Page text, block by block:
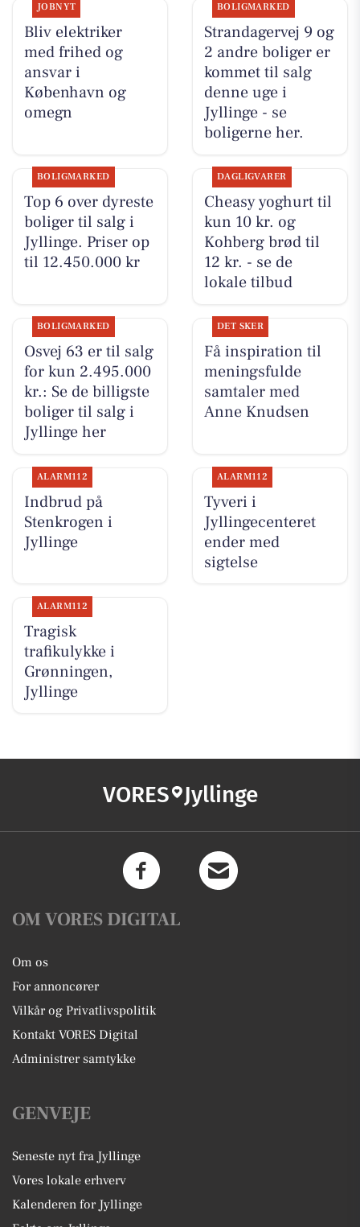
JOBNYT
Bliv elektriker
med frihed og
ansvar i
København og
omegn
BOLIGMARKED
Strandagervej 9 og
2 andre boliger er
kommet til salg
denne uge i
Jyllinge - se
boligerne her.
BOLIGMARKED
Top 6 over dyreste
boliger til salg i
Jyllinge. Priser op
til 12.450.000 kr
DAGLIGVARER
Cheasy yoghurt til
kun 10 kr. og
Kohberg brød til
12 kr. - se de
lokale tilbud
BOLIGMARKED
Osvej 63 er til salg
for kun 2.495.000
kr.: Se de billigste
boliger til salg i
Jyllinge her
DET SKER
Få inspiration til
meningsfulde
samtaler med
Anne Knudsen
ALARM112
Indbrud på
Stenkrogen i
Jyllinge
ALARM112
Tyveri i
Jyllingecenteret
ender med
sigtelse
ALARM112
Tragisk
trafikulykke i
Grønningen,
Jyllinge
VORES Jyllinge
OM VORES DIGITAL
Om os
For annoncører
Vilkår og Privatlivspolitik
Kontakt VORES Digital
Administrer samtykke
GENVEJE
Seneste nyt fra Jyllinge
Vores lokale erhverv
Kalenderen for Jyllinge